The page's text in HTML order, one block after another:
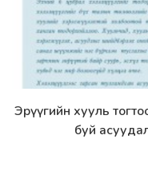
Дэлгэрэнгүй
Эрүүгийн хууль
буй